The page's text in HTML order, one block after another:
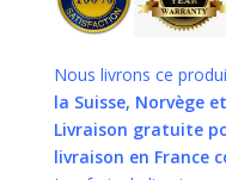
Nous livrons ce
la Suisse, Norvège
Livraison gratuite
livraison en France